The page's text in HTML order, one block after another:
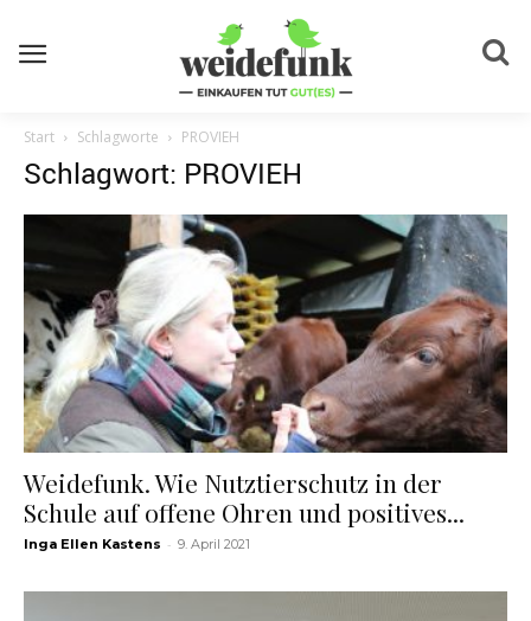
Start Schlagworte PROVIEH
Schlagwort: PROVIEH
Weidefunk. Wie Nutztierschutz in der
Schule auf offene Ohren und positives...
Inga Ellen Kastens - 9. April 2021